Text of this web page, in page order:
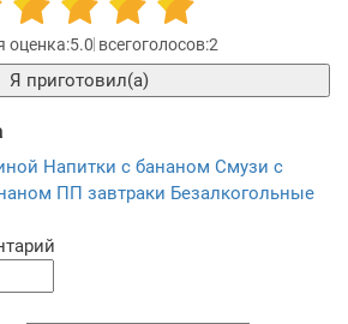
5.0 2
Я приготовил(а)
Напитки с бананом Смузи с
ПП завтраки Безалкогольные